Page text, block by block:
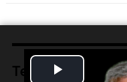
Temas